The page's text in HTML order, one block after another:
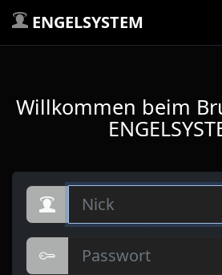
ENGELSYSTEM
Willkommen beim
Nick
Passwort